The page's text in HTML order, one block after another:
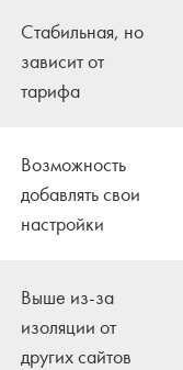
Стабильная, но
зависит от
тарифа
Возможность
добавлять свои
настройки
Выше из-за
изоляции от
других сайтов